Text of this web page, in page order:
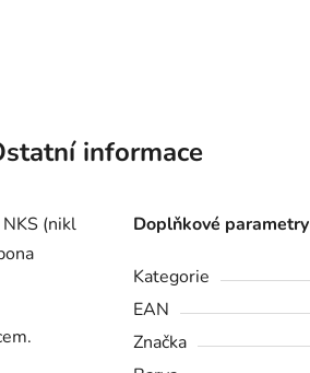
informace
(nikl
Doplňkové parametry
Kategorie
EAN
Značka